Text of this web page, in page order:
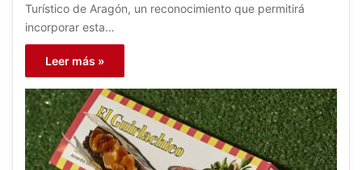
Turístico de Aragón, un reconocimiento que permitirá
incorporar esta…
Leer más »